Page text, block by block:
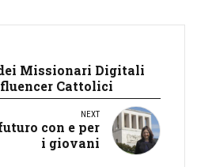
Missionari Digitali
Cattolici
NEXT
con e per
i giovani